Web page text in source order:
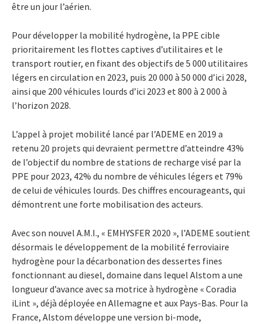
être un jour l’aérien.
Pour développer la mobilité hydrogène, la PPE cible
prioritairement les flottes captives d’utilitaires et le
transport routier, en fixant des objectifs de 5 000 utilitaires
légers en circulation en 2023, puis 20 000 à 50 000 d’ici 2028,
ainsi que 200 véhicules lourds d’ici 2023 et 800 à 2 000 à
l’horizon 2028.
L’appel à projet mobilité lancé par l’ADEME en 2019 a
retenu 20 projets qui devraient permettre d’atteindre 43%
de l’objectif du nombre de stations de recharge visé par la
PPE pour 2023, 42% du nombre de véhicules légers et 79%
de celui de véhicules lourds. Des chiffres encourageants, qui
démontrent une forte mobilisation des acteurs.
Avec son nouvel A.M.I., « EMHYSFER 2020 », l’ADEME soutient
désormais le développement de la mobilité ferroviaire
hydrogène pour la décarbonation des dessertes fines
fonctionnant au diesel, domaine dans lequel Alstom a une
longueur d’avance avec sa motrice à hydrogène « Coradia
iLint », déjà déployée en Allemagne et aux Pays-Bas. Pour la
France, Alstom développe une version bi-mode,